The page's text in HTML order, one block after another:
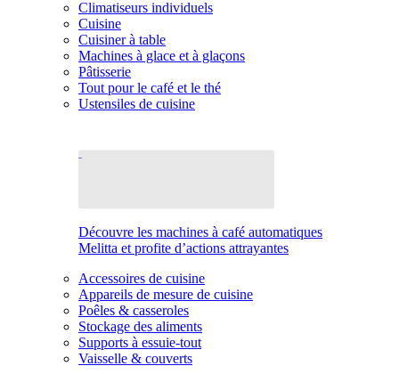
Climatiseurs individuels
Cuisine
Cuisiner à table
Machines à glace et à glaçons
Pâtisserie
Tout pour le café et le thé
Ustensiles de cuisine
Découvre les machines à café automatiques
Melitta et profite d’actions attrayantes
Accessoires de cuisine
Appareils de mesure de cuisine
Poêles & casseroles
Stockage des aliments
Supports à essuie-tout
Vaisselle & couverts